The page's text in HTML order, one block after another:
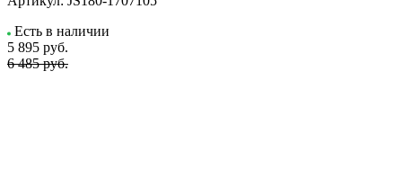
Есть в наличии
5 895 руб.
6 485 руб.